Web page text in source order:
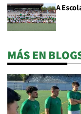
A
MÁS EN